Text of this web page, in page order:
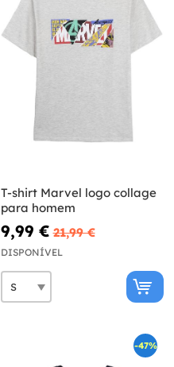
T-shirt Marvel logo collage
para homem
9,99 € 21,99 €
DISPONÍVEL
-47%